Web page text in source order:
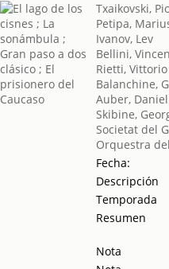
Txaikovski,
Petipa,
Ivanov, Lev
Bellini,
Rietti, Vittorio
Balanchine,
Auber,
Skibine,
Societat del
Orquestra
Fecha:
Descripción
Temporada
Resumen
Nota